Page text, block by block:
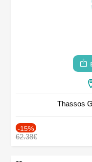
Thassos
-15%
62.38€